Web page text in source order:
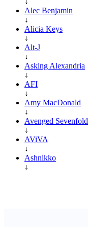
Alec Benjamin
↓
Alicia Keys
↓
Alt-J
↓
Asking Alexandria
↓
AFI
↓
Amy MacDonald
↓
Avenged Sevenfold
↓
AViVA
↓
Ashnikko
↓